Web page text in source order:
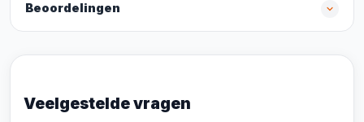
Beoordelingen
Veelgestelde vragen